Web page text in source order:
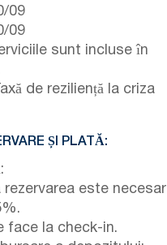
09
09
sunt incluse în
de reziliență la criza
ȘI PLATĂ:
rezervarea este necesar
face la check-in.